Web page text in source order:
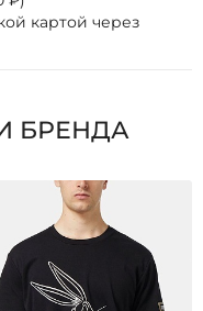
картой через
БРЕНДА